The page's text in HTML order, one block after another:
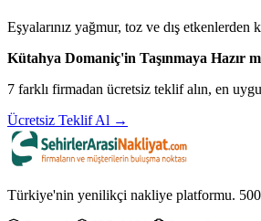
Eşyalarınız yağmur, toz ve dış etkenlerden
Kütahya Domaniç'in Taşınmaya Hazır
7 farklı firmadan ücretsiz teklif alın, en
Ücretsiz Teklif Al →
Türkiye'nin yenilikçi nakliye platformu.